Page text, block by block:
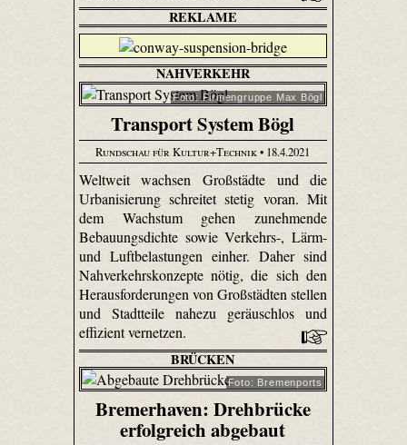
REKLAME
NAHVERKEHR
Foto: Firmengruppe Max Bögl
Transport System Bögl
Rundschau für Kultur+Technik• 18.4.2021
Weltweit wachsen Großstädte und die
Urbanisierung schreitet stetig voran. Mit
dem Wachstum gehen zunehmende
Bebauungsdichte sowie Verkehrs-, Lärm-
und Luftbelastungen einher. Daher sind
Nahverkehrskonzepte nötig, die sich den
Herausforderungen von Großstädten stellen
und Stadtteile nahezu geräuschlos und
effizient vernetzen.
BRÜCKEN
Foto: Bremenports
Bremerhaven: Drehbrücke
erfolgreich abgebaut